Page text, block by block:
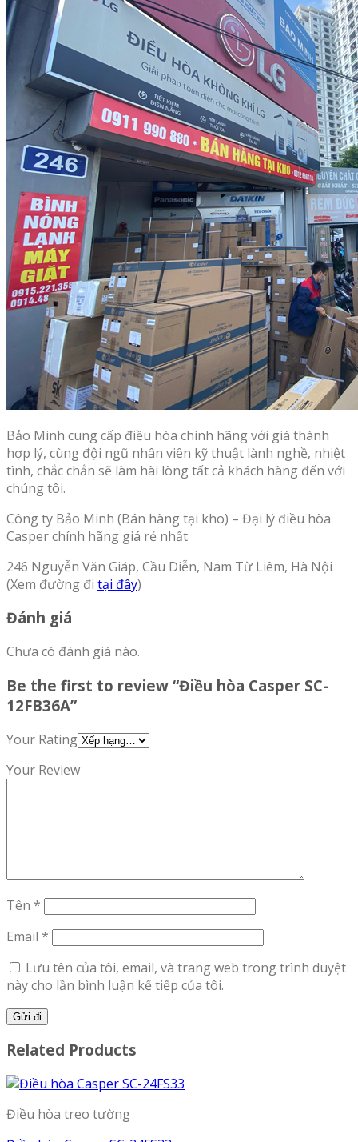
Bảo Minh cung cấp điều hòa chính hãng với giá thành
hợp lý, cùng đội ngũ nhân viên kỹ thuật lành nghề, nhiệt
tình, chắc chắn sẽ làm hài lòng tất cả khách hàng đến với
chúng tôi.
Công ty Bảo Minh (Bán hàng tại kho) – Đại lý điều hòa
Casper chính hãng giá rẻ nhất
246 Nguyễn Văn Giáp, Cầu Diễn, Nam Từ Liêm, Hà Nội
(Xem đường đi tại đây)
Đánh giá
Chưa có đánh giá nào.
Be the first to review “Điều hòa Casper SC-
12FB36A”
Your Rating
Your Review
Tên *
Email *
Lưu tên của tôi, email, và trang web trong trình duyệt
này cho lần bình luận kế tiếp của tôi.
Related Products
Điều hòa treo tường